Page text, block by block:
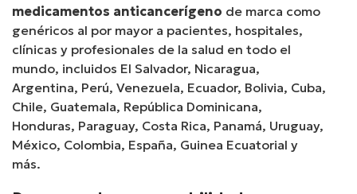
medicamentos anticancerígeno de marca como
genéricos al por mayor a pacientes, hospitales,
clínicas y profesionales de la salud en todo el
mundo, incluidos El Salvador, Nicaragua,
Argentina, Perú, Venezuela, Ecuador, Bolivia, Cuba,
Chile, Guatemala, República Dominicana,
Honduras, Paraguay, Costa Rica, Panamá, Uruguay,
México, Colombia, España, Guinea Ecuatorial y
más.